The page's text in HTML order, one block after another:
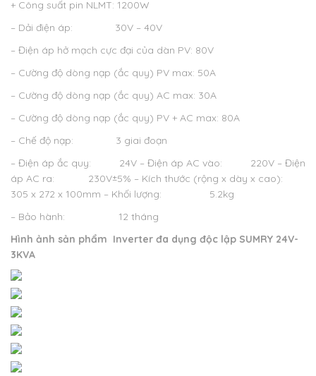
+ Công suất pin NLMT: 1200W
– Dải điện áp: 30V – 40V
– Điện áp hở mạch cực đại của dàn PV: 80V
– Cường độ dòng nạp (ắc quy) PV max: 50A
– Cường độ dòng nạp (ắc quy) AC max: 30A
– Cường độ dòng nạp (ắc quy) PV + AC max: 80A
– Chế độ nạp: 3 giai đoạn
– Điện áp ắc quy: 24V – Điện áp AC vào: 220V – Điện
áp AC ra: 230V±5% – Kích thước (rộng x dày x cao):
305 x 272 x 100mm – Khối lượng: 5.2kg
– Bảo hành: 12 tháng
Hình ảnh sản phẩm Inverter đa dụng độc lập SUMRY 24V-
3KVA